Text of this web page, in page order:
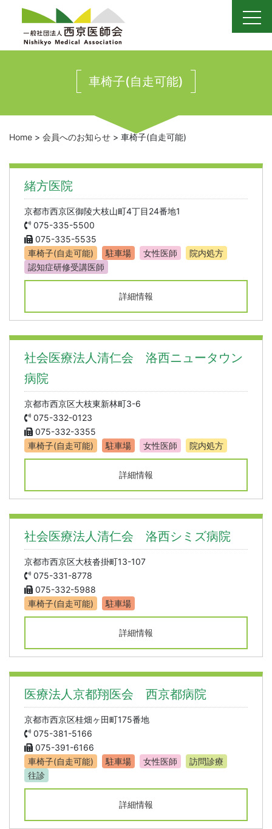
content
車椅子(自走可能)
Home > 会員へのお知らせ > 車椅子(自走可能)
緒方医院
京都市西京区御陵大枝山町4丁目24番地1
075-335-5500
075-335-5535
車椅子(自走可能)
駐車場 女性医師
院内処方
認知症研修受講医師
詳細情報
社会医療法人清仁会 洛西ニュータウン
病院
京都市西京区大枝東新林町3-6
075-332-0123
075-332-3355
車椅子(自走可能)
駐車場 女性医師 院内処方
詳細情報
社会医療法人清仁会 洛西シミズ病院
京都市西京区大枝沓掛町13-107
075-331-8778
075-332-5988
車椅子(自走可能)
駐車場
詳細情報
医療法人京都翔医会 西京都病院
京都市西京区桂畑ヶ田町175番地
075-381-5166
075-391-6166
車椅子(自走可能)
駐車場 女性医師
訪問診療
往診
詳細情報